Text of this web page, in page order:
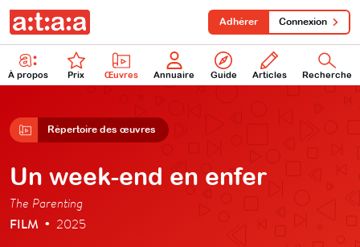
À propos Prix Œuvres Annuaire Guide Articles Recherche
Adhérer Connexion
Répertoire des œuvres
Un week-end en enfer
The Parenting
FILM • 2025